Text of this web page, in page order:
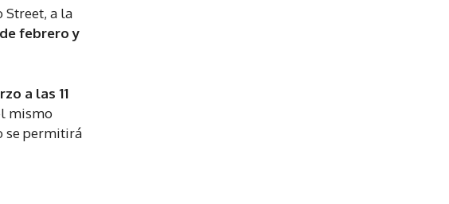
Street, a la
febrero y
a las 11
mismo
se permitirá